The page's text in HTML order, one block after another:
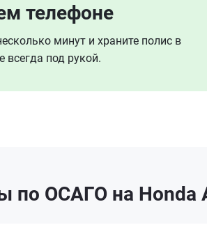
телефоне
минут и храните полис в
всегда под рукой.
по ОСАГО на Honda